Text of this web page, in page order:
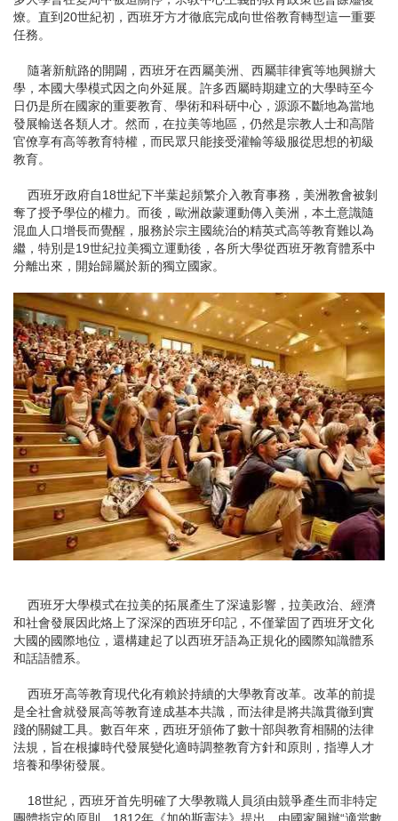
燎。直到20世紀初，西班牙方才徹底完成向世俗教育轉型這一重要
任務。
隨著新航路的開闢，西班牙在西屬美洲、西屬菲律賓等地興辦大
學，本國大學模式因之向外延展。許多西屬時期建立的大學時至今
日仍是所在國家的重要教育、學術和科研中心，源源不斷地為當地
發展輸送各類人才。然而，在拉美等地區，仍然是宗教人士和高階
官僚享有高等教育特權，而民眾只能接受灌輸等級服從思想的初級
教育。
西班牙政府自18世紀下半葉起頻繁介入教育事務，美洲教會被剝
奪了授予學位的權力。而後，歐洲啟蒙運動傳入美洲，本土意識隨
混血人口增長而覺醒，服務於宗主國統治的精英式高等教育難以為
繼，特別是19世紀拉美獨立運動後，各所大學從西班牙教育體系中
分離出來，開始歸屬於新的獨立國家。
西班牙大學模式在拉美的拓展產生了深遠影響，拉美政治、經濟
和社會發展因此烙上了深深的西班牙印記，不僅鞏固了西班牙文化
大國的國際地位，還構建起了以西班牙語為正規化的國際知識體系
和話語體系。
西班牙高等教育現代化有賴於持續的大學教育改革。改革的前提
是全社會就發展高等教育達成基本共識，而法律是將共識貫徹到實
踐的關鍵工具。數百年來，西班牙頒佈了數十部與教育相關的法律
法規，旨在根據時代發展變化適時調整教育方針和原則，指導人才
培養和學術發展。
18世紀，西班牙首先明確了大學教職人員須由競爭產生而非特定